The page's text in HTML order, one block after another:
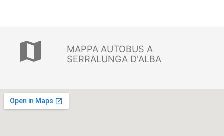
map
MAPPA AUTOBUS A
SERRALUNGA D'ALBA